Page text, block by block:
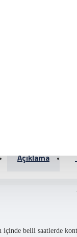
Açıklama
belli saatlerde